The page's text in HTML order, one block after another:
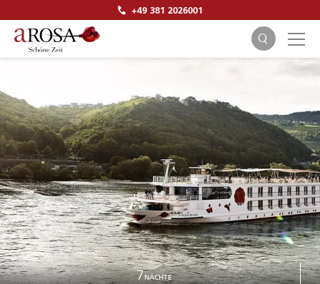
+49 381 2026001
SUCHEN
7NÄCHTE